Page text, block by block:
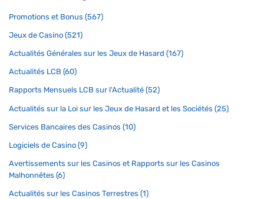
Promotions et Bonus (567)
Jeux de Casino (521)
Actualités Générales sur les Jeux de Hasard (167)
Actualités LCB (60)
Rapports Mensuels LCB sur l'Actualité (52)
Actualités sur la Loi sur les Jeux de Hasard et les Sociétés (25)
Services Bancaires des Casinos (10)
Logiciels de Casino (9)
Avertissements sur les Casinos et Rapports sur les Casinos
Malhonnêtes (6)
Actualités sur les Casinos Terrestres (1)